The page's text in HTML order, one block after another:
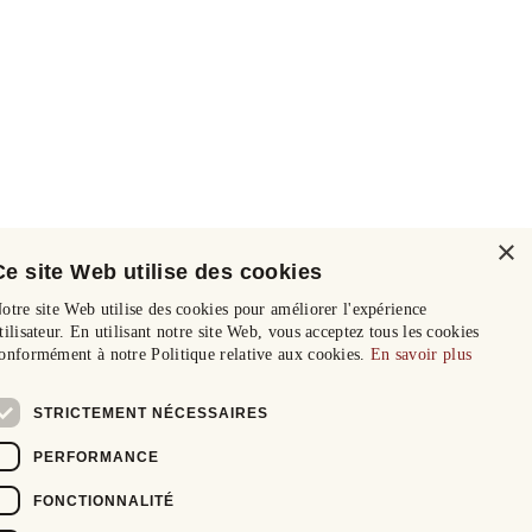
×
site Web utilise des cookies
site Web utilise des cookies pour améliorer l'expérience
En utilisant notre site Web, vous acceptez tous les cookies
à notre Politique relative aux cookies. En savoir plus
STRICTEMENT NÉCESSAIRES
PERFORMANCE
FONCTIONNALITÉ